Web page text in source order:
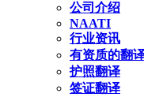
公司介绍
NAATI
行业资讯
有资质的翻
护照翻译
签证翻译